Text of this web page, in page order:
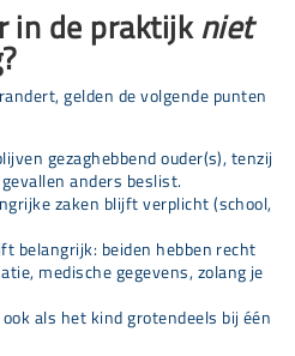
in de praktijkniet
gelden de volgende punten
gezaghebbend ouder(s), tenzij
anders beslist.
zaken blijft verplicht (school,
belangrijk: beiden hebben recht
medische gegevens, zolang je
ook als het kind grotendeels bij één